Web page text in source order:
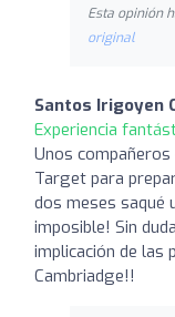
Esta opinión
original
Santos Irigoyen
Experiencia
Unos
Target para
dos meses saqué
imposible! Sin
implicación de las
Cambriadge!!